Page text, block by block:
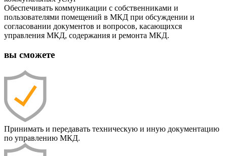
Обеспечивать коммуникации с собственниками и
пользователями помещений в МКД при обсуждении и
согласовании документов и вопросов, касающихся
управления МКД, содержания и ремонта МКД.
вы сможете
Принимать и передавать техническую и иную документацию
по управлению МКД.